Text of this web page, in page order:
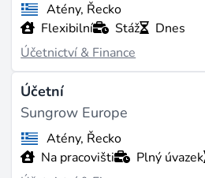
Atény, Řecko
Flexibilní
Stáž
Dnes
Účetnictví & Finance
Účetní
Sungrow Europe
Atény, Řecko
Na pracovišti
Plný úvazek